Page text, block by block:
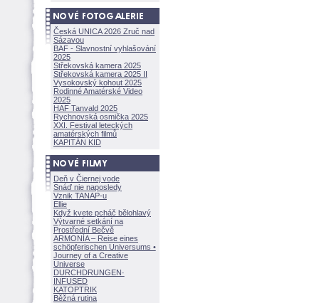
Česká UNICA 2026 Zruč nad
Sázavou
BAF - Slavnostní vyhlašování
2025
Střekovská kamera 2025
Střekovská kamera 2025 II
Vysokovský kohout 2025
Rodinné Amatérské Video
2025
HAF Tanvald 2025
Rychnovská osmička 2025
XXI. Festival leteckých
amatérských filmů
KAPITÁN KID
Deň v Čiernej vode
Snáď nie naposledy
Vznik TANAP-u
Ellie
Když kvete pcháč bělohlavý
Výtvarné setkání na
Prostřední Bečvě
ARMONÍA – Reise eines
schöpferischen Universums •
Journey of a Creative
Universe
DURCHDRUNGEN·
INFUSED
KATOPTRIK
Běžná rutina